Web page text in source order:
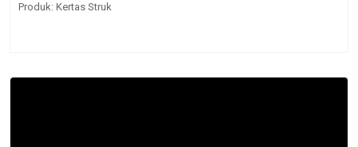
Produk: Kertas Struk